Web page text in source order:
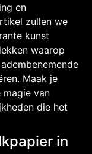
en
zullen we
kunst
waarop
Maak je
magie van
die het
in